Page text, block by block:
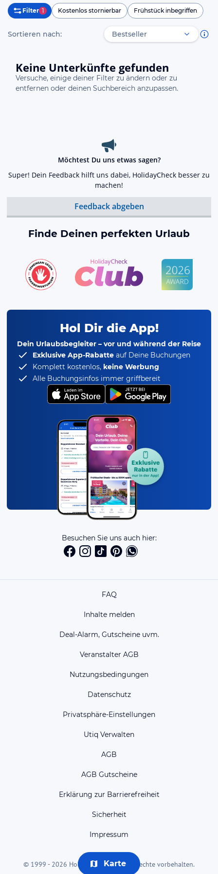
Filter 1 Kostenlos stornierbar Frühstück inbegriffen
Sortieren nach:
Keine Unterkünfte gefunden
Versuche, einige deiner Filter zu ändern oder zu
entfernen oder deinen Suchbereich anzupassen.
Karte
Möchtest Du uns etwas sagen?
Super! Dein Feedback hilft uns dabei, HolidayCheck besser zu
machen!
Feedback abgeben
Finde Deinen perfekten Urlaub
Hol Dir die App!
Dein Urlaubsbegleiter – vor und während der Reise
Exklusive App-Rabatte auf Deine Buchungen
Komplett kostenlos, keine Werbung
Alle Buchungsinfos immer griffbereit
Besuchen Sie uns auch hier:
FAQ
Inhalte melden
Deal-Alarm, Gutscheine uvm.
Veranstalter AGB
Nutzungsbedingungen
Datenschutz
Privatsphäre-Einstellungen
Utiq Verwalten
AGB
AGB Gutscheine
Erklärung zur Barrierefreiheit
Sicherheit
Impressum
© 1999 - 2026 HolidayCheck AG. Alle Rechte vorbehalten.